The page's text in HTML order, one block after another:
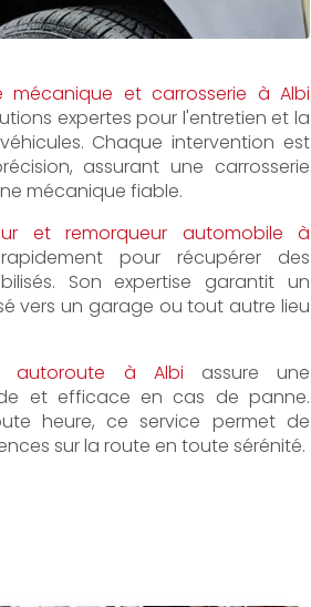
mécanique et carrosserie à Albi
expertes pour l'entretien et la
Chaque intervention est
assurant une carrosserie
mécanique fiable.
et remorqueur automobile à
pour récupérer des
Son expertise garantit un
vers un garage ou tout autre lieu
autoroute à Albi assure une
et efficace en cas de panne.
heure, ce service permet de
sur la route en toute sérénité.